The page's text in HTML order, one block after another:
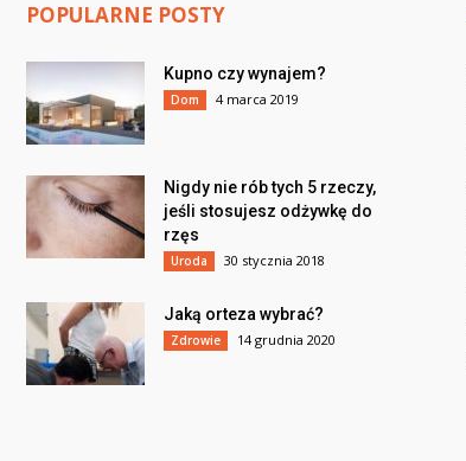
POPULARNE POSTY
Kupno czy wynajem?
Dom 4 marca 2019
Nigdy nie rób tych 5 rzeczy,
jeśli stosujesz odżywkę do
rzęs
Uroda 30 stycznia 2018
Jaką orteza wybrać?
Zdrowie 14 grudnia 2020